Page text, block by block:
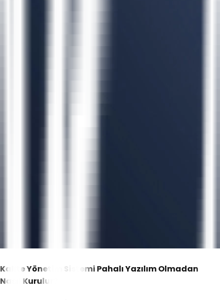
Kalite Yönetim Sistemi Pahalı Yazılım Olmadan
Nasıl Kurulur?